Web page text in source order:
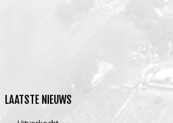
LAATSTE NIEUWS